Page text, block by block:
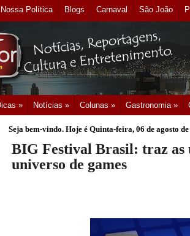
Nossa Política Blogs Carnaval São João
» Notícias » Colunas » Gastronomia »
Seja bem-vindo. Hoje é Quinta-feira, 06 de agosto
BIG Festival Brasil: traz as
universo de games